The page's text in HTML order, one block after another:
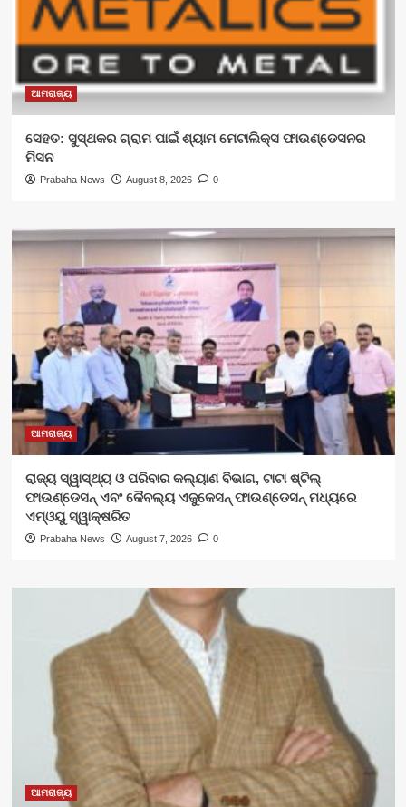
ଆମରାଜ୍ୟ
ସେହତ: ସୁସ୍ଥକର ଗ୍ରାମ ପାଇଁ ଶ୍ୟାମ ମେଟାଲିକ୍ସ ଫାଉଣ୍ଡେସନର
ମିସନ
Prabaha News August 8, 2026 0
ଆମରାଜ୍ୟ
ରାଜ୍ୟ ସ୍ୱାସ୍ଥ୍ୟ ଓ ପରିବାର କଲ୍ୟାଣ ବିଭାଗ, ଟାଟା ଷ୍ଟିଲ୍
ଫାଉଣ୍ଡେସନ୍ ଏବଂ କୈବଲ୍ୟ ଏଜୁକେସନ୍ ଫାଉଣ୍ଡେସନ୍ ମଧ୍ୟରେ
ଏମ୍‌ଓୟୁ ସ୍ୱାକ୍ଷରିତ
Prabaha News August 7, 2026 0
ଆମରାଜ୍ୟ